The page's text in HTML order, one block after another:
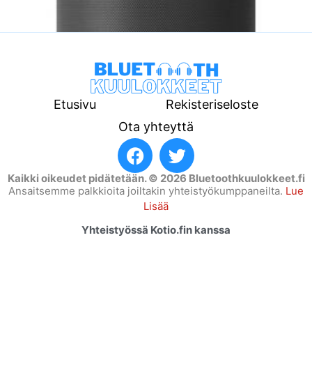
Etusivu
Rekisteriseloste
Ota yhteyttä
Kaikki oikeudet pidätetään. © 2026 Bluetoothkuulokkeet.fi
Ansaitsemme palkkioita joiltakin yhteistyökumppaneilta. Lue
Lisää
Yhteistyössä Kotio.fin kanssa